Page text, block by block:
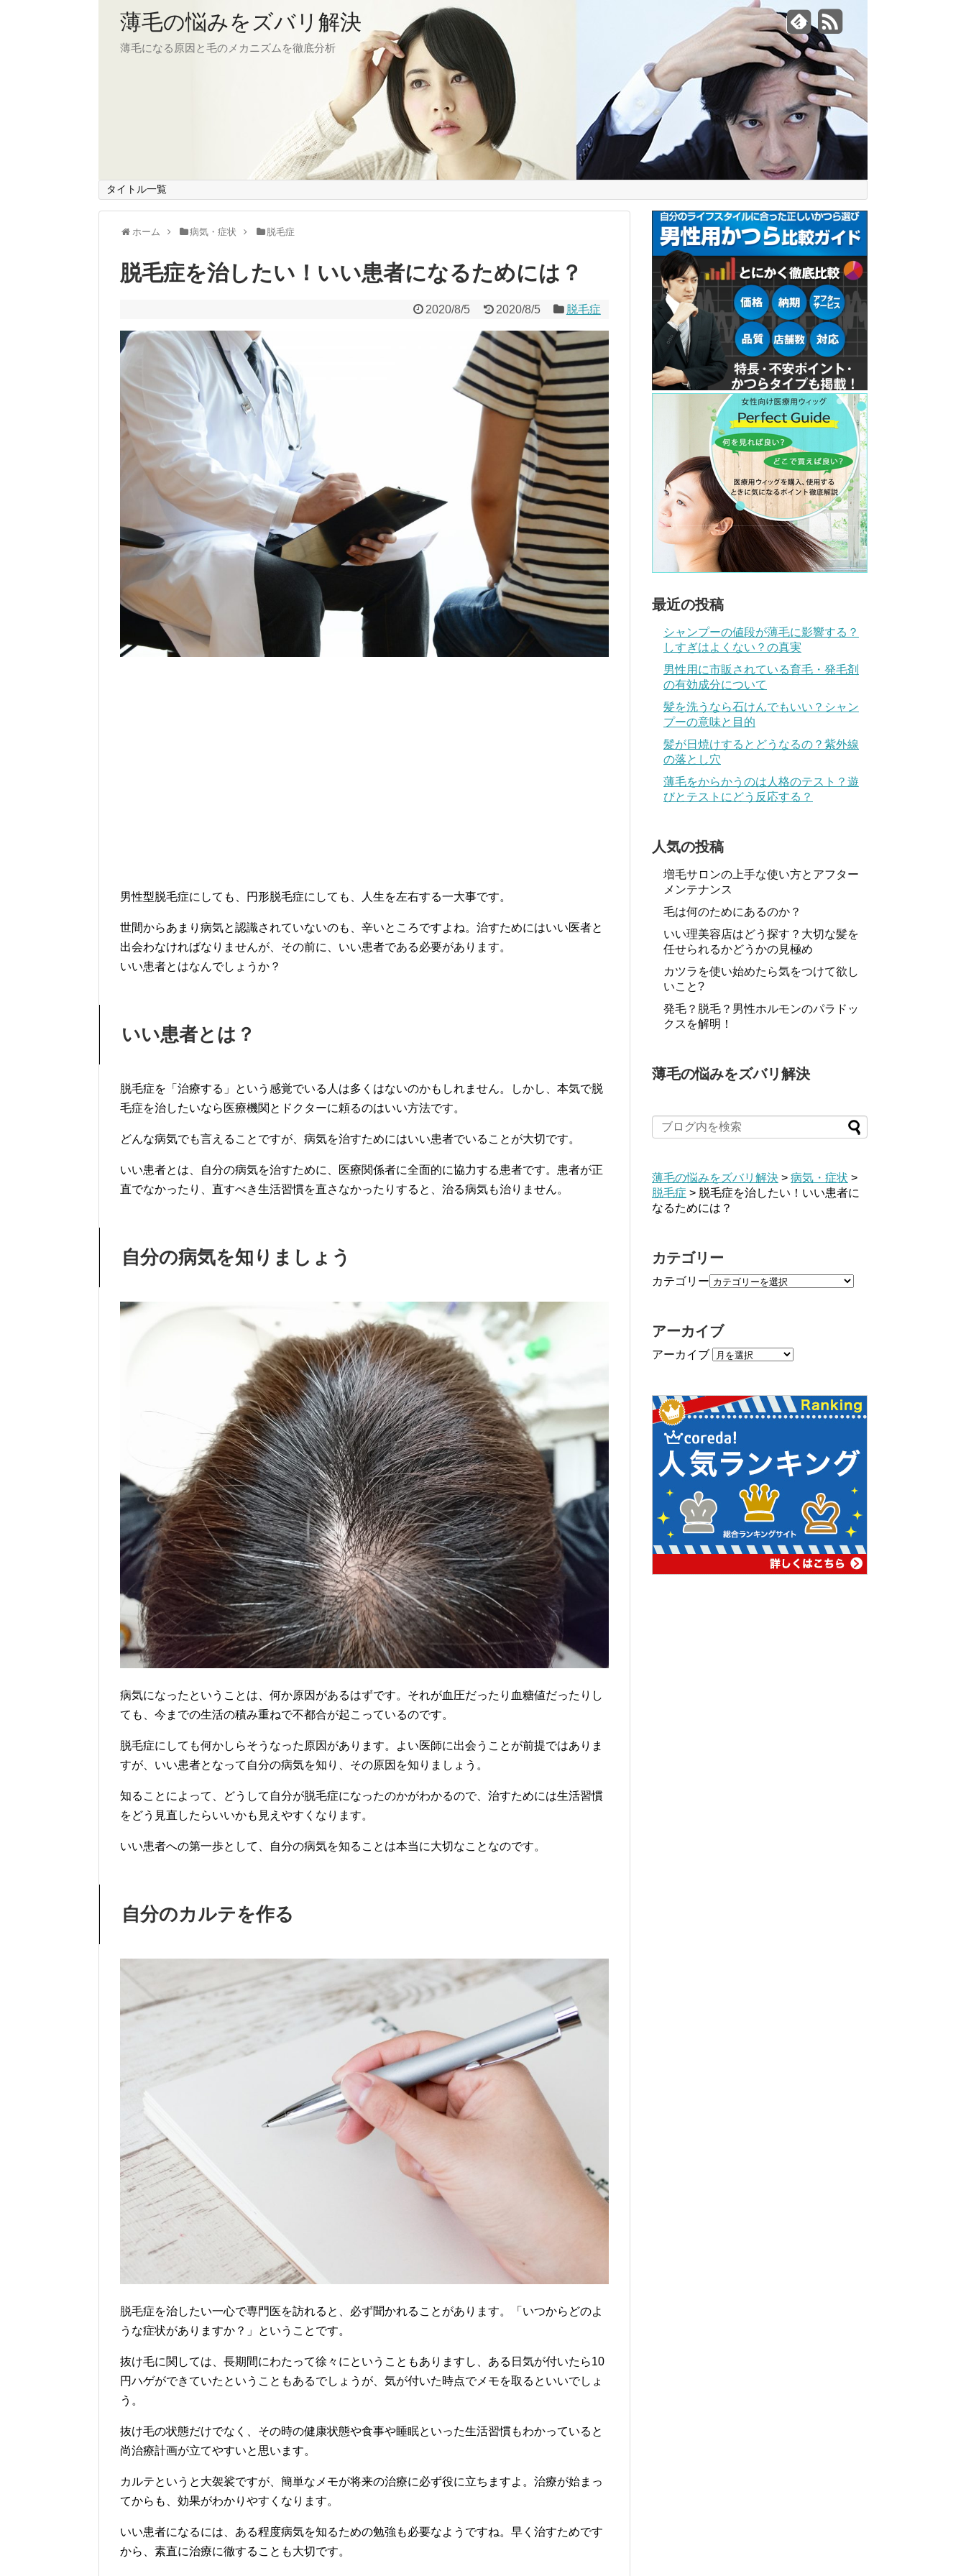
薄毛の悩みをズバリ解決
薄毛になる原因と毛のメカニズムを徹底分析
タイトル一覧
ホーム 病気・症状 脱毛症
脱毛症を治したい！いい患者になるためには？
2020/8/5 2020/8/5 脱毛症
男性型脱毛症にしても、円形脱毛症にしても、人生を左右する一大事です。
世間からあまり病気と認識されていないのも、辛いところですよね。治すためにはいい医者と
出会わなければなりませんが、その前に、いい患者である必要があります。
いい患者とはなんでしょうか？
いい患者とは？
脱毛症を「治療する」という感覚でいる人は多くはないのかもしれません。しかし、本気で脱
毛症を治したいなら医療機関とドクターに頼るのはいい方法です。
どんな病気でも言えることですが、病気を治すためにはいい患者でいることが大切です。
いい患者とは、自分の病気を治すために、医療関係者に全面的に協力する患者です。患者が正
直でなかったり、直すべき生活習慣を直さなかったりすると、治る病気も治りません。
自分の病気を知りましょう
病気になったということは、何か原因があるはずです。それが血圧だったり血糖値だったりし
ても、今までの生活の積み重ねで不都合が起こっているのです。
脱毛症にしても何かしらそうなった原因があります。よい医師に出会うことが前提ではありま
すが、いい患者となって自分の病気を知り、その原因を知りましょう。
知ることによって、どうして自分が脱毛症になったのかがわかるので、治すためには生活習慣
をどう見直したらいいかも見えやすくなります。
いい患者への第一歩として、自分の病気を知ることは本当に大切なことなのです。
自分のカルテを作る
脱毛症を治したい一心で専門医を訪れると、必ず聞かれることがあります。「いつからどのよ
うな症状がありますか？」ということです。
抜け毛に関しては、長期間にわたって徐々にということもありますし、ある日気が付いたら10
円ハゲができていたということもあるでしょうが、気が付いた時点でメモを取るといいでしょ
う。
抜け毛の状態だけでなく、その時の健康状態や食事や睡眠といった生活習慣もわかっていると
尚治療計画が立てやすいと思います。
カルテというと大袈裟ですが、簡単なメモが将来の治療に必ず役に立ちますよ。治療が始まっ
てからも、効果がわかりやすくなります。
いい患者になるには、ある程度病気を知るための勉強も必要なようですね。早く治すためです
から、素直に治療に徹することも大切です。
最近の投稿
シャンプーの値段が薄毛に影響する？
しすぎはよくない？の真実
男性用に市販されている育毛・発毛剤
の有効成分について
髪を洗うなら石けんでもいい？シャン
プーの意味と目的
髪が日焼けするとどうなるの？紫外線
の落とし穴
薄毛をからかうのは人格のテスト？遊
びとテストにどう反応する？
人気の投稿
増毛サロンの上手な使い方とアフター
メンテナンス
毛は何のためにあるのか？
いい理美容店はどう探す？大切な髪を
任せられるかどうかの見極め
カツラを使い始めたら気をつけて欲し
いこと?
発毛？脱毛？男性ホルモンのパラドッ
クスを解明！
薄毛の悩みをズバリ解決
薄毛の悩みをズバリ解決 > 病気・症状 >
脱毛症 > 脱毛症を治したい！いい患者に
なるためには？
カテゴリー
カテゴリー
アーカイブ
アーカイブ